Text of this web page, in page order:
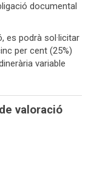
documental
es podrà sol·licitar
per cent (25%)
variable
valoració